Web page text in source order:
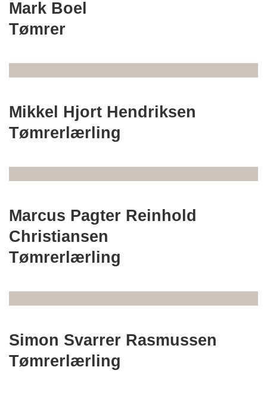
Mark Boel
Tømrer
Mikkel Hjort Hendriksen
Tømrerlærling
Marcus Pagter Reinhold
Christiansen
Tømrerlærling
Simon Svarrer Rasmussen
Tømrerlærling